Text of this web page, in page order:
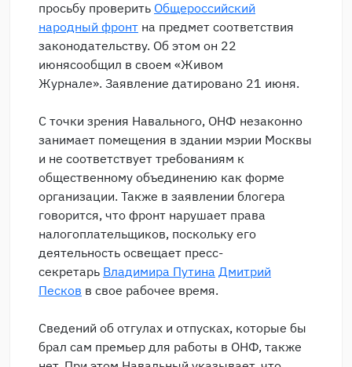
просьбу проверить Общероссийский
народный фронт на предмет соответствия
законодательству. Об этом он 22
июнясообщил в своем «Живом
Журнале». Заявление датировано 21 июня.
С точки зрения Навального, ОНФ незаконно
занимает помещения в здании мэрии Москвы
и не соответствует требованиям к
общественному объединению как форме
организации. Также в заявлении блогера
говорится, что фронт нарушает права
налогоплательщиков, поскольку его
деятельность освещает пресс-
секретарь Владимира Путина Дмитрий
Песков в свое рабочее время.
Сведений об отгулах и отпусках, которые бы
брал сам премьер для работы в ОНФ, также